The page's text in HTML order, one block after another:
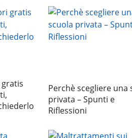
Perchè scegliere una
privata – Spunti e
Riflessioni